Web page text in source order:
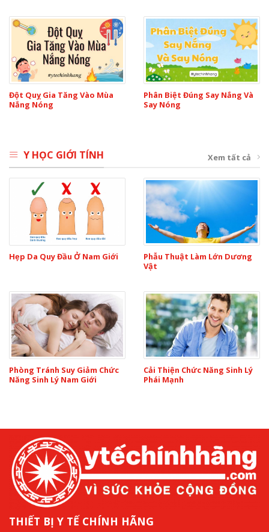
Đột Quỵ Gia Tăng Vào Mùa
Nắng Nóng
Phân Biệt Đúng Say Nắng Và
Say Nóng
Y HỌC GIỚI TÍNH Xem tất cả
Hẹp Da Quy Đầu Ở Nam Giới
Phẫu Thuật Làm Lớn Dương
Vật
Phòng Tránh Suy Giảm Chức
Năng Sinh Lý Nam Giới
Cải Thiện Chức Năng Sinh Lý
Phái Mạnh
THIẾT BỊ Y TẾ CHÍNH HÃNG